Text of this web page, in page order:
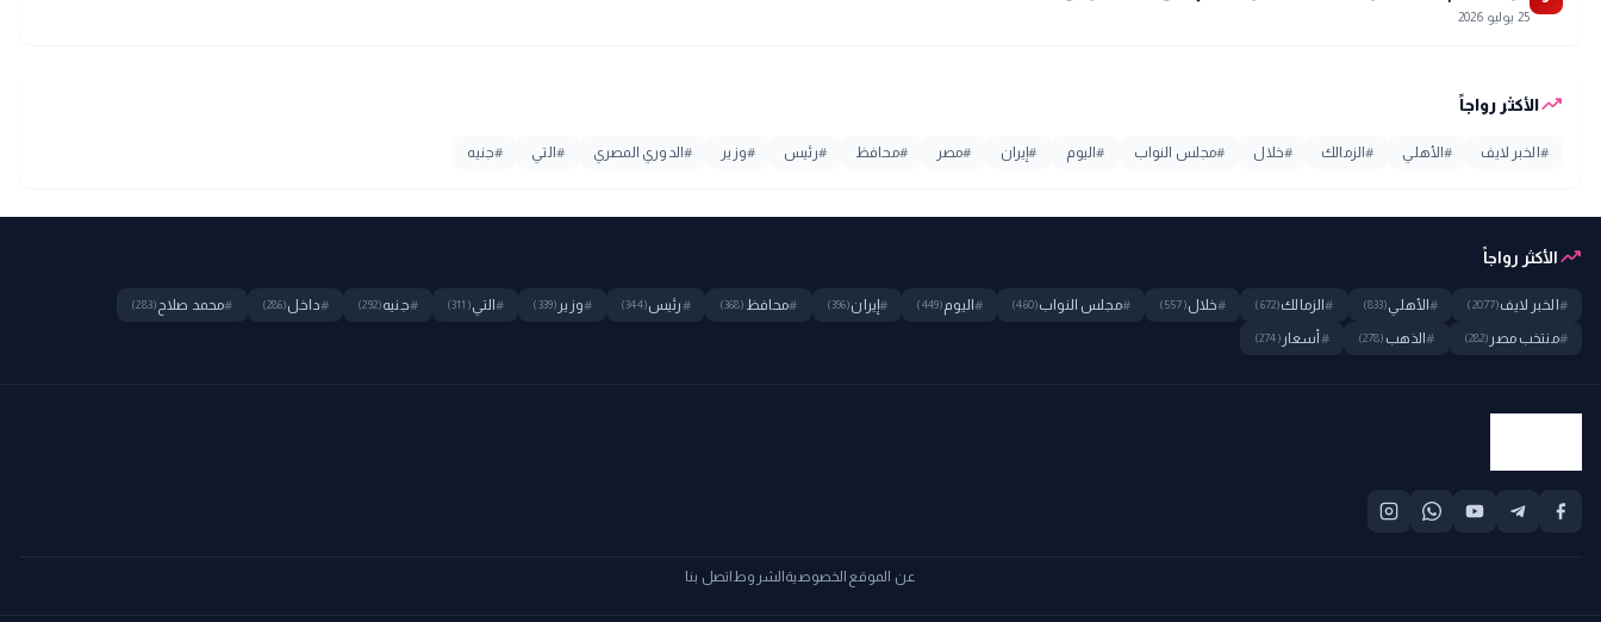
25 يوليو 2026
trending_upالأكثر رواجاً
# الخبر لايف #الأهلي #الزمالك #خلال #مجلس النواب #اليوم #إيران #مصر #محافظ #رئيس #وزير #الدوري المصري # التي #جنيه
trending_upالأكثر رواجاً
# الخبر لايف(2077)
#الأهلي(833)
#الزمالك(672)
#خلال(557)
#مجلس النواب(460)
#اليوم(449)
#إيران(396)
#محافظ (368)
#رئيس(344)
#وزير (339)
#التي(311)
#جنيه(292)
#داخل(286)
#محمد صلاح (283)
#منتخب مصر (282)
#الذهب (278)
# أسعار (274)
عن الموقع الخصوصية الشروط اتصل بنا